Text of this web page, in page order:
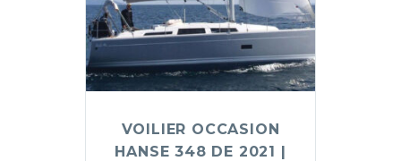
VOILIER OCCASION
HANSE 348 DE 2021 |